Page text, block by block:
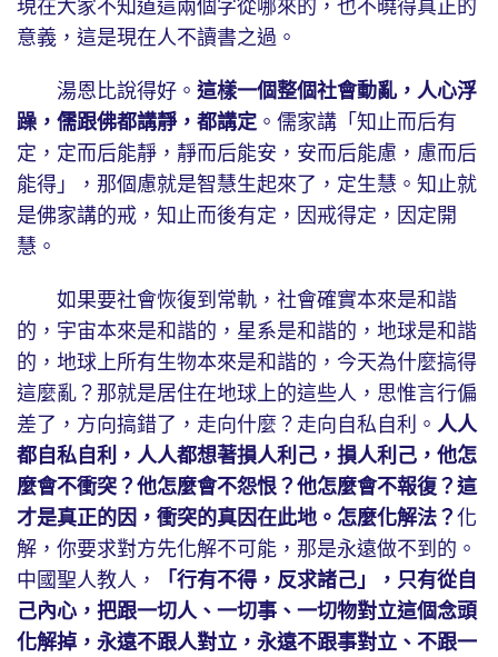
現在大家不知道這兩個字從哪來的，也不曉得真正的
意義，這是現在人不讀書之過。
湯恩比說得好。 這樣一個整個社會動亂，人心浮
躁，儒跟佛都講靜，都講定。儒家講「知止而后有
定，定而后能靜，靜而后能安，安而后能慮，慮而后
能得」，那個慮就是智慧生起來了，定生慧。知止就
是佛家講的戒，知止而後有定，因戒得定，因定開
慧。
如果要社會恢復到常軌，社會確實本來是和諧
的，宇宙本來是和諧的，星系是和諧的，地球是和諧
的，地球上所有生物本來是和諧的，今天為什麼搞得
這麼亂？那就是居住在地球上的這些人，思惟言行偏
差了，方向搞錯了，走向什麼？走向自私自利。 人人
都自私自利，人人都想著損人利己，損人利己，他怎
麼會不衝突？他怎麼會不怨恨？他怎麼會不報復？這
才是真正的因，衝突的真因在此地。怎麼化解法？ 化
解，你要求對方先化解不可能，那是永遠做不到的。
中國聖人教人，
「行有不得，反求諸己」，只有從自
己內心，把跟一切人、一切事、一切物對立這個念頭
化解掉，永遠不跟人對立，永遠不跟事對立、不跟一